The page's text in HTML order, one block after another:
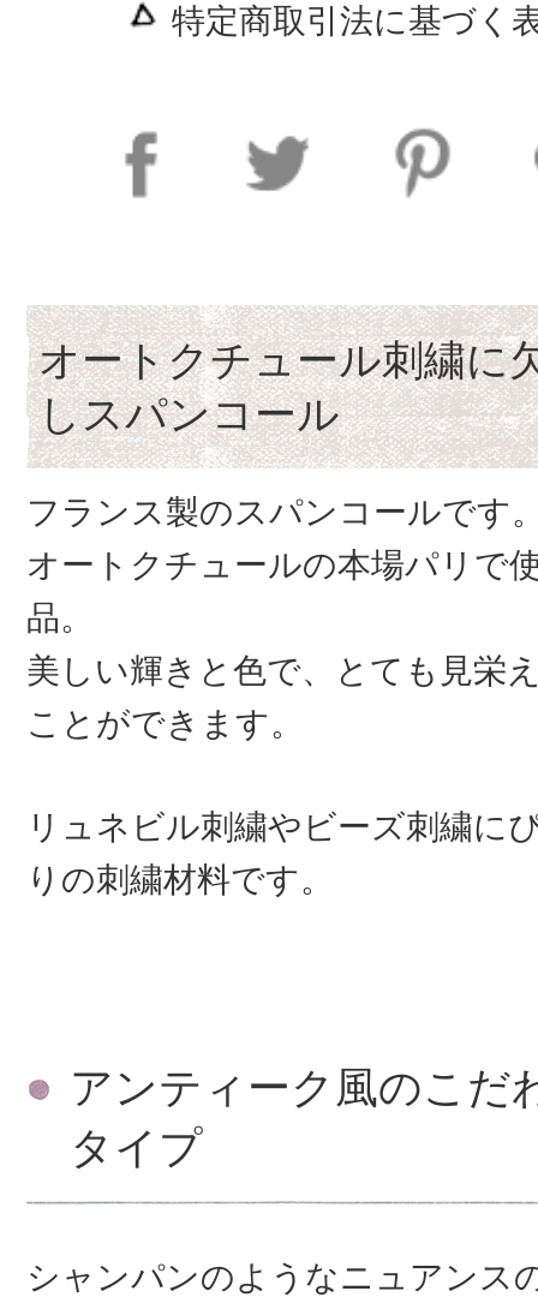
特定商取引法に基づく
オートクチュール刺繍に
しスパンコール
フランス製のスパンコールです
オートクチュールの本場パリで
品。
美しい輝きと色で、とても見栄
ことができます。
リュネビル刺繍やビーズ刺繍に
りの刺繍材料です。
アンティーク風のこだ
タイプ
シャンパンのようなニュアンス